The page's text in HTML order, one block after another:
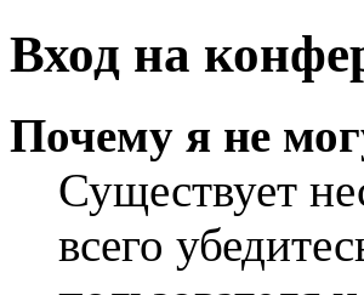
Вход на
Почему я не
Существует
всего